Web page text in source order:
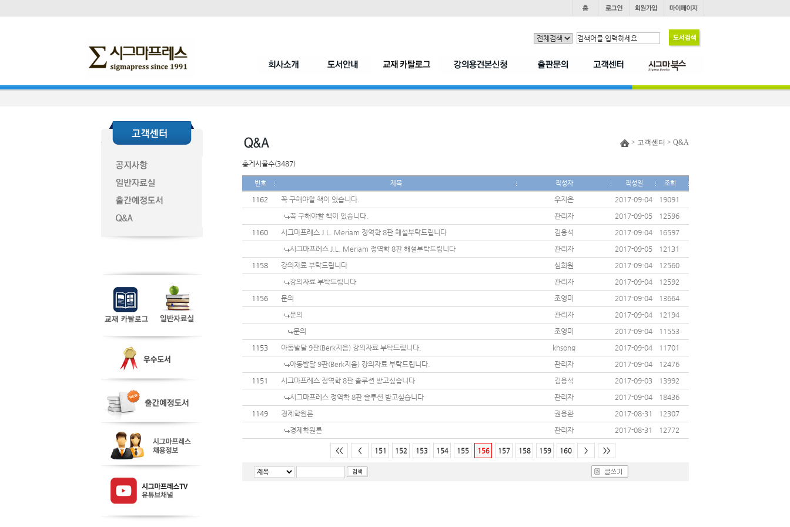
> 고객센터 > Q&A
총게시물수(3487)
번호 제목 작성자 작성일 조회
1162 꼭 구해야할 책이 있습니다. 우지은 2017-09-04
19091
꼭 구해야할 책이 있습니다.
관리자 2017-09-05
12596
1160
시그마프레스 J.L. Meriam 정역학 8판 해설부탁드립니다 김용석 2017-09-04
16597
시그마프레스 J.L. Meriam 정역학 8판 해설부탁드립니다
관리자 2017-09-05
12131
1158
강의자료 부탁드립니다 심희원 2017-09-04
12560
강의자료 부탁드립니다
관리자 2017-09-04
12592
1156
문의 조영미 2017-09-04
13664
문의
관리자 2017-09-04
12194
문의
조영미 2017-09-04
11553
1153
아동발달 9판(Berk지음) 강의자료 부탁드립니다. khsong 2017-09-04
11701
아동발달 9판(Berk지음) 강의자료 부탁드립니다.
관리자 2017-09-04
12476
1151
시그마프레스 정역학 8판 솔루션 받고싶습니다 김용석 2017-09-03
13992
시그마프레스 정역학 8판 솔루션 받고싶습니다
관리자 2017-09-04
18436
1149
경제학원론 권용환 2017-08-31
12307
경제학원론
관리자 2017-08-31 12772
<< < 151 152 153 154 155 156 157 158 159 160 > >>